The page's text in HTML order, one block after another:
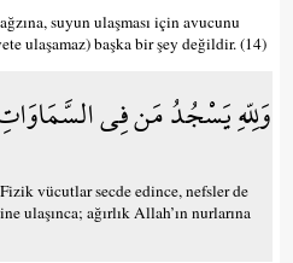
suyun ulaşması için avucunu
ulaşamaz) başka bir şey değildir. (14)
وَلِلّهِ يَسْجُدُ مَن فِي
vücutlar secde edince, nefsler de
ulaşınca; ağırlık Allah’ın nurlarına